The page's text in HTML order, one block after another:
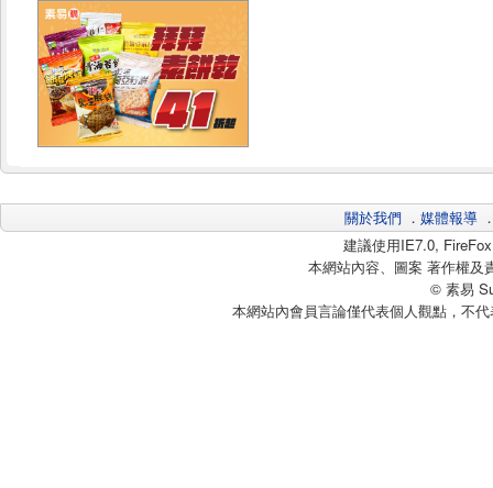
關於我們 ． 媒體報導
建議使用IE7.0,
本網站內容、圖案 著作權及
© 素易
本網站內會員言論僅代表個人觀點，不